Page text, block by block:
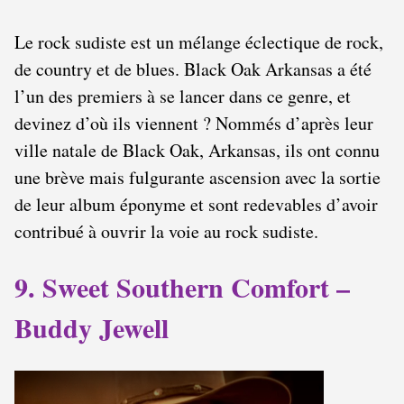
Le rock sudiste est un mélange éclectique de rock,
de country et de blues. Black Oak Arkansas a été
l’un des premiers à se lancer dans ce genre, et
devinez d’où ils viennent ? Nommés d’après leur
ville natale de Black Oak, Arkansas, ils ont connu
une brève mais fulgurante ascension avec la sortie
de leur album éponyme et sont redevables d’avoir
contribué à ouvrir la voie au rock sudiste.
9. Sweet Southern Comfort –
Buddy Jewell